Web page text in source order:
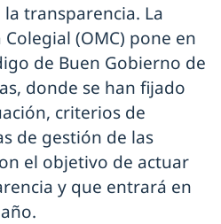
transparencia. La
(OMC) pone en
de Buen Gobierno de
donde se han fijado
criterios de
de gestión de las
el objetivo de actuar
y que entrará en